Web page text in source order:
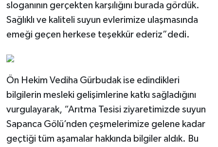
sloganının gerçekten karşılığını burada gördük.
Sağlıklı ve kaliteli suyun evlerimize ulaşmasında
emeği geçen herkese teşekkür ederiz”dedi.
Ön Hekim Vediha Gürbudak ise edindikleri
bilgilerin mesleki gelişimlerine katkı sağladığını
vurgulayarak, “Arıtma Tesisi ziyaretimizde suyun
Sapanca Gölü’nden çeşmelerimize gelene kadar
geçtiği tüm aşamalar hakkında bilgiler aldık. Bu